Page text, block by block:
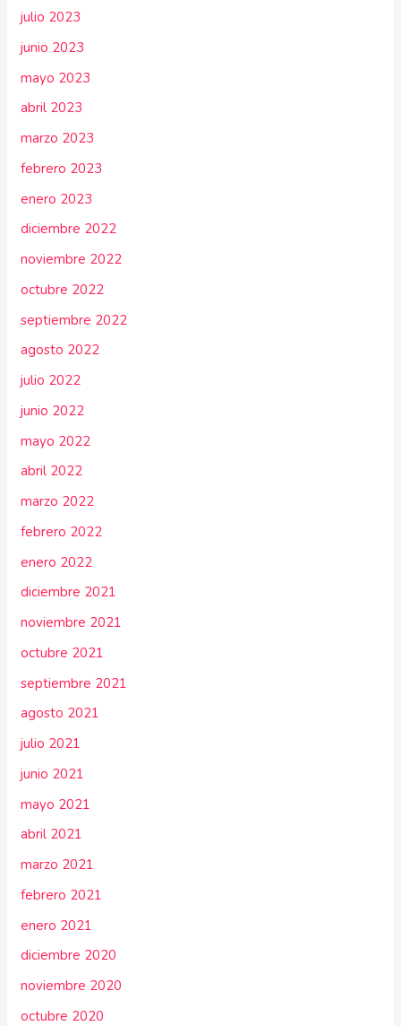
julio 2023
junio 2023
mayo 2023
abril 2023
marzo 2023
febrero 2023
enero 2023
diciembre 2022
noviembre 2022
octubre 2022
septiembre 2022
agosto 2022
julio 2022
junio 2022
mayo 2022
abril 2022
marzo 2022
febrero 2022
enero 2022
diciembre 2021
noviembre 2021
octubre 2021
septiembre 2021
agosto 2021
julio 2021
junio 2021
mayo 2021
abril 2021
marzo 2021
febrero 2021
enero 2021
diciembre 2020
noviembre 2020
octubre 2020